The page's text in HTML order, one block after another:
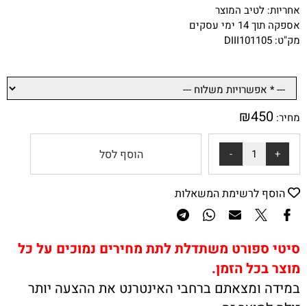
אחריות: לטיב המוצר
אספקה תוך 14 ימי עסקים
מק"ט: DIII101105
מחיר: ₪450
הוסף לסל
הוסף לרשימת המשאלות
סיטי ספורט משתדלת לתת מחירים נמוכים על כל
מוצר בכל הזמן.
במידה ומצאתם ברחבי האינטרנט את ההצעה יותר